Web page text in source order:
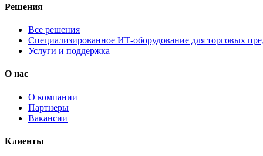
Решения
Все решения
Специализированное ИТ-оборудование для торговых
Услуги и поддержка
О нас
О компании
Партнеры
Вакансии
Клиенты